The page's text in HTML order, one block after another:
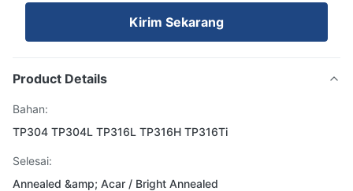
Kirim Sekarang
Product Details
Bahan:
TP304 TP304L TP316L TP316H TP316Ti
Selesai:
Annealed &amp; Acar / Bright Annealed